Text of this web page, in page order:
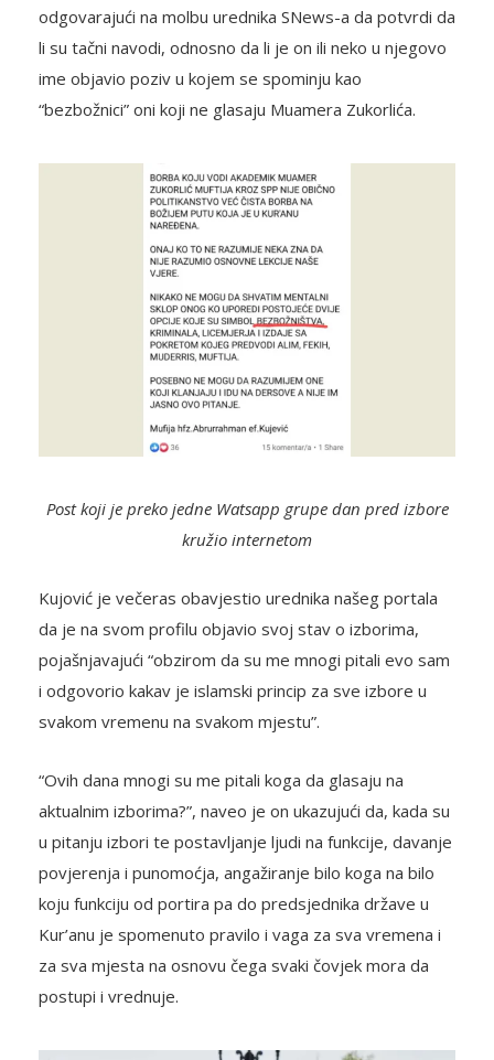
odgovarajući na molbu urednika SNews-a da potvrdi da
li su tačni navodi, odnosno da li je on ili neko u njegovo
ime objavio poziv u kojem se spominju kao
“bezbožnici” oni koji ne glasaju Muamera Zukorlića.
Post koji je preko jedne Watsapp grupe dan pred izbore
kružio internetom
Kujović je večeras obavjestio urednika našeg portala
da je na svom profilu objavio svoj stav o izborima,
pojašnjavajući “obzirom da su me mnogi pitali evo sam
i odgovorio kakav je islamski princip za sve izbore u
svakom vremenu na svakom mjestu”.
“Ovih dana mnogi su me pitali koga da glasaju na
aktualnim izborima?”, naveo je on ukazujući da, kada su
u pitanju izbori te postavljanje ljudi na funkcije, davanje
povjerenja i punomoćja, angažiranje bilo koga na bilo
koju funkciju od portira pa do predsjednika države u
Kur’anu je spomenuto pravilo i vaga za sva vremena i
za sva mjesta na osnovu čega svaki čovjek mora da
postupi i vrednuje.